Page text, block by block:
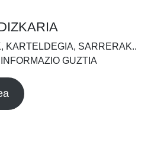
KARTELDEGIA, SARRERAK..
GUZTIA